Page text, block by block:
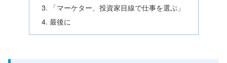
「マーケター、投資家目線で仕事を選ぶ」
最後に